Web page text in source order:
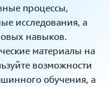
процессы,
исследования, а
навыков.
материалы на
возможности
обучения, а